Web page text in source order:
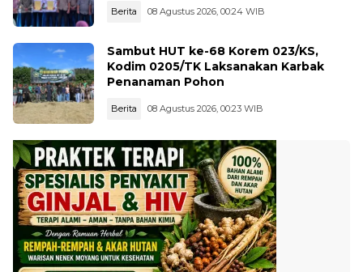
Berita 08 Agustus 2026, 00:24 WIB
Sambut HUT ke-68 Korem 023/KS,
Kodim 0205/TK Laksanakan Karbak
Penanaman Pohon
Berita 08 Agustus 2026, 00:23 WIB